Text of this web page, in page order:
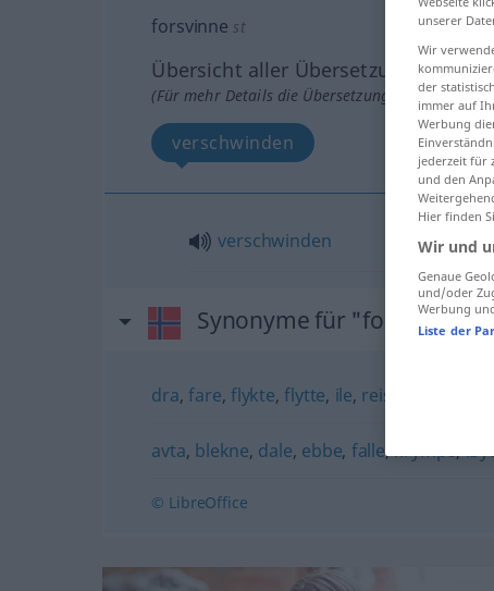
forsvinne st
Übersicht aller Übersetzungen
(Für mehr Details die Übersetzung anklicken/
verschwinden
verschwinden
Synonyme für "forsvinne"
dra,fare, flykte,flytte, ile, reise
avta, blekne, dale, ebbe, falle,krympe,
© LibreOffice
unserer
Wir
der
immer auf
Werbung
jederzeit für
und den
Hier finden
Wir und
Genaue
und/oder
Werbung
Liste der